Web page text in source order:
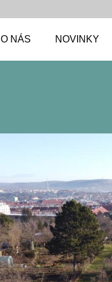
O NÁS NOVINKY